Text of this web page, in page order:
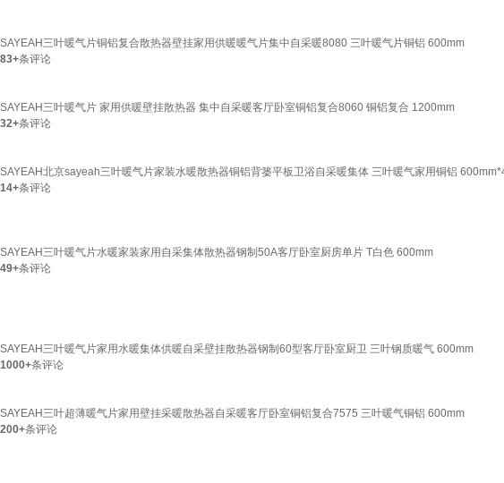
SAYEAH三叶暖气片铜铝复合散热器壁挂家用供暖暖气片集中自采暖8080 三叶暖气片铜铝 600mm
83+条评论
SAYEAH三叶暖气片 家用供暖壁挂散热器 集中自采暖客厅卧室铜铝复合8060 铜铝复合 1200mm
32+条评论
SAYEAH北京sayeah三叶暖气片家装水暖散热器铜铝背篓平板卫浴自采暖集体 三叶暖气家用铜铝
14+条评论
SAYEAH三叶暖气片水暖家装家用自采集体散热器钢制50A客厅卧室厨房单片 T白色 600mm
49+条评论
SAYEAH三叶暖气片家用水暖集体供暖自采壁挂散热器钢制60型客厅卧室厨卫 三叶钢质暖气 600mm
1000+条评论
SAYEAH三叶超薄暖气片家用壁挂采暖散热器自采暖客厅卧室铜铝复合7575 三叶暖气铜铝 600mm
200+条评论